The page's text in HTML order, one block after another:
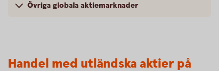
Övriga globala aktiemarknader
Handel med utländska aktier på